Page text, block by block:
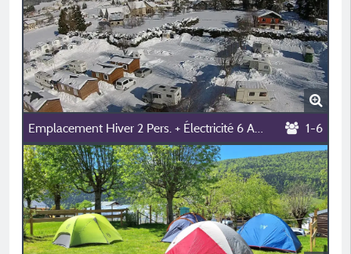
Emplacement Hiver 2 Pers. + Électricité 6 A (1300 W) Pour Caravane, Van Ou Camping-Car 1-6